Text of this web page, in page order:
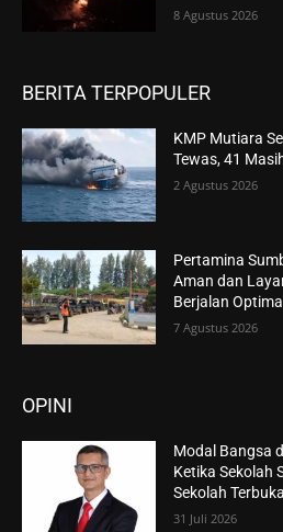
8 Agustus 2026
BERITA TERPOPULER
KMP Mutiara
Tewas, 41
2 Agustus 2026
Pertamina
Aman dan
Berjalan Optimal
7 Agustus 2026
OPINI
Modal Bangsa
Ketika Sekolah
Sekolah Terbuka
31 Juli 2026